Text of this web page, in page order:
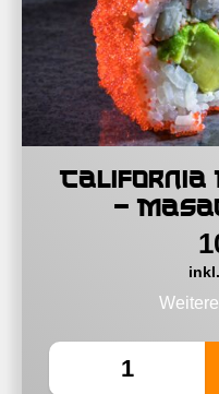
California
–